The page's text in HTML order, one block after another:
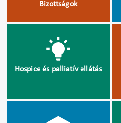
Bizottságok
Hospice és palliatív ellátás